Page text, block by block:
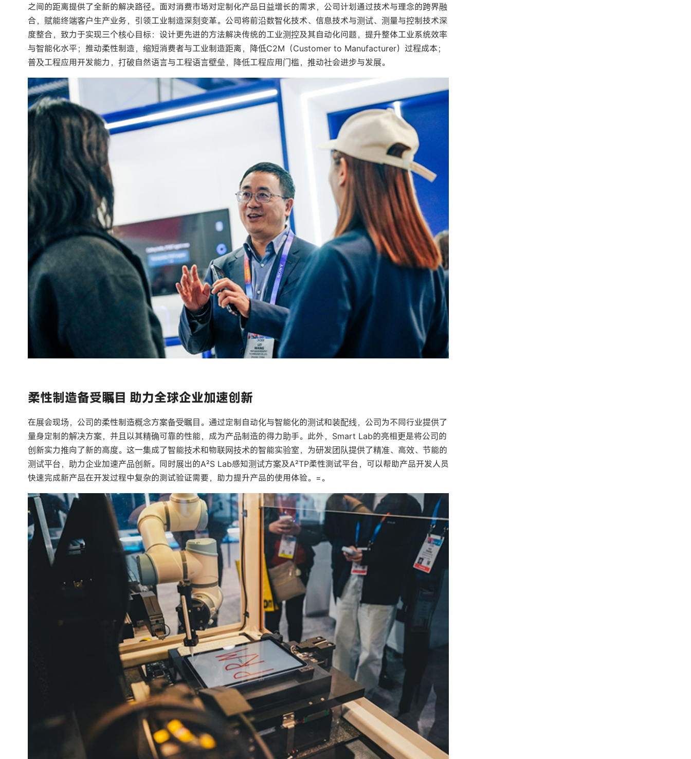
之间的距离提供了全新的解决路径。面对消费市场对定制化产品日益增长的需求，公司计划通过技术与理念的跨界融
合，赋能终端客户生产业务，引领工业制造深刻变革。公司将前沿数智化技术、信息技术与测试、测量与控制技术深
度整合，致力于实现三个核心目标：设计更先进的方法解决传统的工业测控及其自动化问题，提升整体工业系统效率
与智能化水平；推动柔性制造，缩短消费者与工业制造距离，降低C2M（Customer to Manufacturer）过程成本；
普及工程应用开发能力，打破自然语言与工程语言壁垒，降低工程应用门槛，推动社会进步与发展。
柔性制造备受瞩目 助力全球企业加速创新
在展会现场，公司的柔性制造概念方案备受瞩目。通过定制自动化与智能化的测试和装配线，公司为不同行业提供了
量身定制的解决方案，并且以其精确可靠的性能，成为产品制造的得力助手。此外，Smart Lab的亮相更是将公司的
创新实力推向了新的高度。这一集成了智能技术和物联网技术的智能实验室，为研发团队提供了精准、高效、节能的
测试平台，助力企业加速产品创新。同时展出的A²S Lab感知测试方案及A²TP柔性测试平台，可以帮助产品开发人员
快速完成新产品在开发过程中复杂的测试验证需要，助力提升产品的使用体验。=。